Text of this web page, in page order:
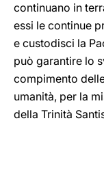
continuano in
essi le continue
e custodisci la
può garantire lo
compimento
umanità, per la
della Trinità